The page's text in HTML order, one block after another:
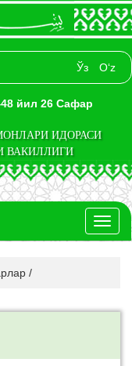
Ўз O‘z
йил 26 Сафар
ИДОРАСИ
ВАКИЛЛИГИ
/